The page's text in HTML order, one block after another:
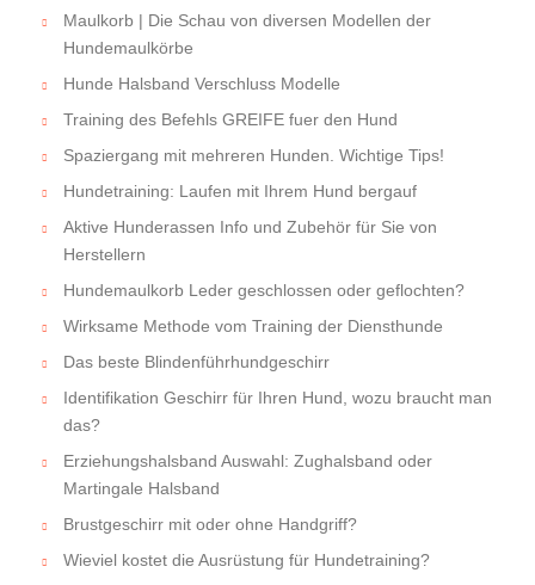
Maulkorb | Die Schau von diversen Modellen der
Hundemaulkörbe
Hunde Halsband Verschluss Modelle
Training des Befehls GREIFE fuer den Hund
Spaziergang mit mehreren Hunden. Wichtige Tips!
Hundetraining: Laufen mit Ihrem Hund bergauf
Aktive Hunderassen Info und Zubehör für Sie von
Herstellern
Hundemaulkorb Leder geschlossen oder geflochten?
Wirksame Methode vom Training der Diensthunde
Das beste Blindenführhundgeschirr
Identifikation Geschirr für Ihren Hund, wozu braucht man
das?
Erziehungshalsband Auswahl: Zughalsband oder
Martingale Halsband
Brustgeschirr mit oder ohne Handgriff?
Wieviel kostet die Ausrüstung für Hundetraining?